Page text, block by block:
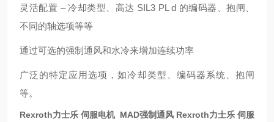
灵活配置 – 冷却类型、高达 SIL3 PL d 的编码器、抱闸、
不同的轴选项等等
通过可选的强制通风和水冷来增加连续功率
广泛的特定应用选项，如冷却类型、编码器系统、抱闸
等。
Rexroth力士乐 伺服电机 MAD强制通风 Rexroth力士乐 伺服